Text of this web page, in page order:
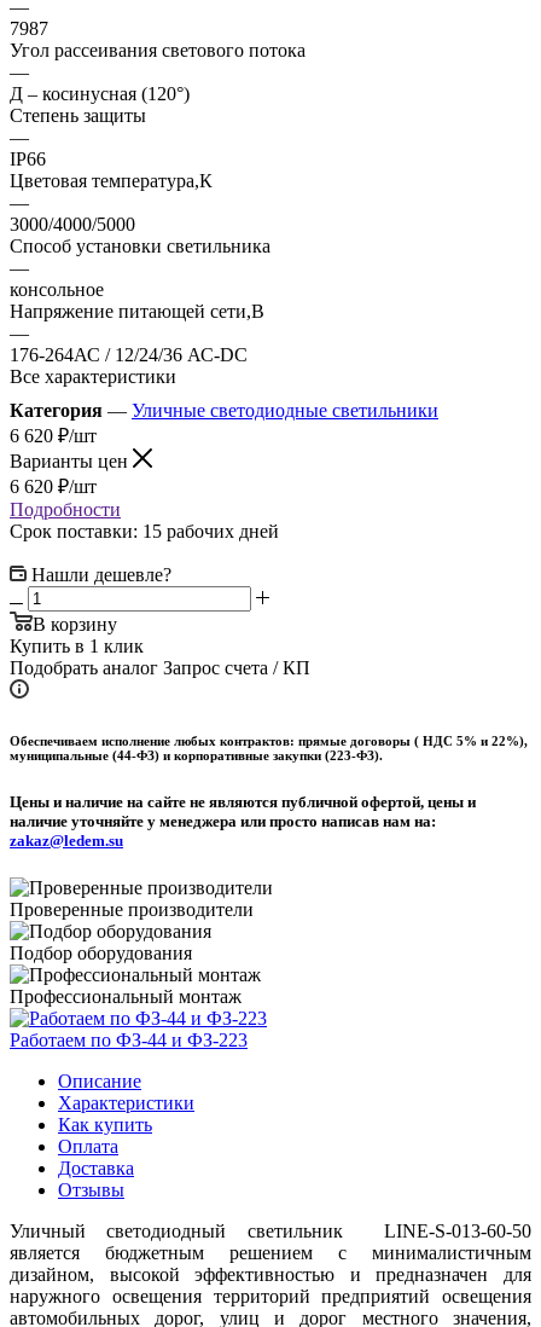
—
7987
Угол рассеивания светового потока
—
Д – косинусная (120°)
Степень защиты
—
IP66
Цветовая температура,К
—
3000/4000/5000
Способ установки светильника
—
консольное
Напряжение питающей сети,В
—
176-264АС / 12/24/36 АС-DC
Все характеристики
Категория — Уличные светодиодные светильники
6 620 ₽/шт
Варианты цен
6 620 ₽/шт
Подробности
Срок поставки: 15 рабочих дней
Нашли дешевле?
В корзину
Купить в 1 клик
Подобрать аналог Запрос счета / КП
Обеспечиваем исполнение любых контрактов: прямые договоры ( НДС 5% и 22%),
муниципальные (44-ФЗ) и корпоративные закупки (223-ФЗ).
Цены и наличие на сайте не являются публичной офертой, цены и
наличие уточняйте у менеджера или просто написав нам на:
zakaz@ledem.su
Проверенные производители
Подбор оборудования
Профессиональный монтаж
Работаем по ФЗ-44 и ФЗ-223
Описание
Характеристики
Как купить
Оплата
Доставка
Отзывы
Уличный светодиодный светильник LINE-S-013-60-50
является бюджетным решением с минималистичным
дизайном, высокой эффективностью и предназначен для
наружного освещения территорий предприятий освещения
автомобильных дорог, улиц и дорог местного значения,